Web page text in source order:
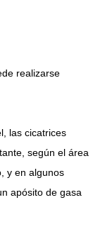
realizarse
las cicatrices
según el área
y en algunos
apósito de gasa